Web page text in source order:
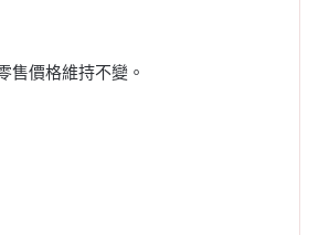
售價格維持不變。